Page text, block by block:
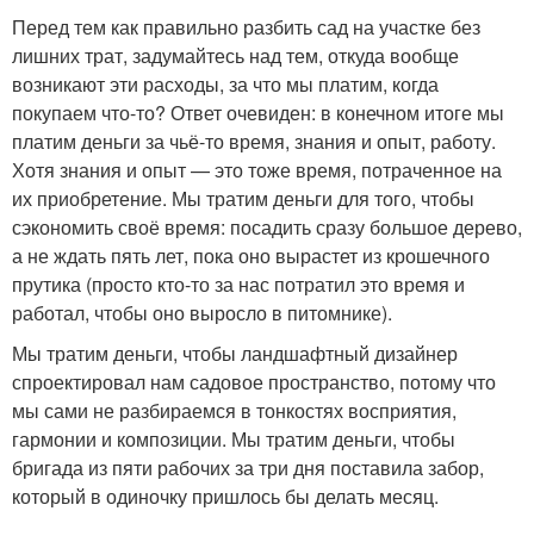
Перед тем как правильно разбить сад на участке без
лишних трат, задумайтесь над тем, откуда вообще
возникают эти расходы, за что мы платим, когда
покупаем что-то? Ответ очевиден: в конечном итоге мы
платим деньги за чьё-то время, знания и опыт, работу.
Хотя знания и опыт — это тоже время, потраченное на
их приобретение. Мы тратим деньги для того, чтобы
сэкономить своё время: посадить сразу большое дерево,
а не ждать пять лет, пока оно вырастет из крошечного
прутика (просто кто-то за нас потратил это время и
работал, чтобы оно выросло в питомнике).
Мы тратим деньги, чтобы ландшафтный дизайнер
спроектировал нам садовое пространство, потому что
мы сами не разбираемся в тонкостях восприятия,
гармонии и композиции. Мы тратим деньги, чтобы
бригада из пяти рабочих за три дня поставила забор,
который в одиночку пришлось бы делать месяц.